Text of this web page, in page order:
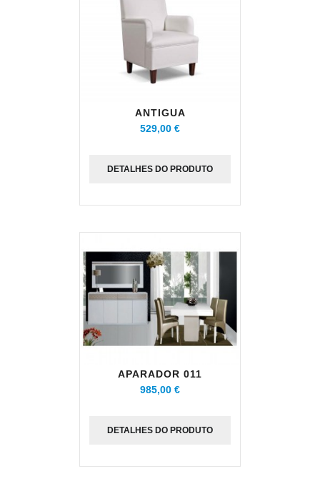
ANTIGUA
529,00 €
DETALHES DO PRODUTO
APARADOR 011
985,00 €
DETALHES DO PRODUTO